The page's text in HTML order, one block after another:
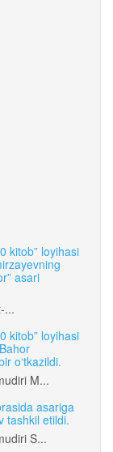
kitob” loyihasi
asari
...
kitob” loyihasi
o‘tkazildi.
M...
asariga
tashkil etildi.
S...